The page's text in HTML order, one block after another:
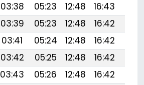
03:38 05:23 12:48 16:43
03:39 05:23 12:48 16:42
03:41 05:24 12:48 16:42
03:42 05:25 12:48 16:42
03:43 05:26 12:48 16:42